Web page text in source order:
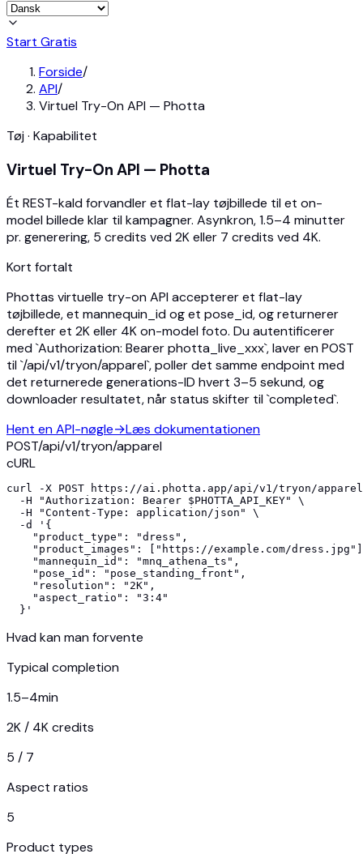
Start Gratis
Forside/
API/
Virtuel Try-On API — Photta
Tøj · Kapabilitet
Virtuel Try-On API — Photta
Ét REST-kald forvandler et flat-lay tøjbillede til et on-
model billede klar til kampagner. Asynkron, 1.5–4 minutter
pr. generering, 5 credits ved 2K eller 7 credits ved 4K.
Kort fortalt
Phottas virtuelle try-on API accepterer et flat-lay
tøjbillede, et mannequin_id og et pose_id, og returnerer
derefter et 2K eller 4K on-model foto. Du autentificerer
med `Authorization: Bearer photta_live_xxx`, laver en POST
til `/api/v1/tryon/apparel`, poller det samme endpoint med
det returnerede generations-ID hvert 3–5 sekund, og
downloader resultatet, når status skifter til `completed`.
Hent en API-nøgle→Læs dokumentationen
POST/api/v1/tryon/apparel
cURL
curl -X POST https://ai.photta.app/api/v1/tryon/
  -H "Authorization: Bearer $PHOTTA_API_KEY" \
  -H "Content-Type: application/json" \
  -d '{
    "product_type": "dress",
"product_images": ["https://example.com/
    "mannequin_id": "mnq_athena_ts",
    "pose_id": "pose_standing_front",
    "resolution": "2K",
    "aspect_ratio": "3:4"
  }'
Hvad kan man forvente
Typical completion
1.5–4min
2K / 4K credits
5 / 7
Aspect ratios
5
Product types